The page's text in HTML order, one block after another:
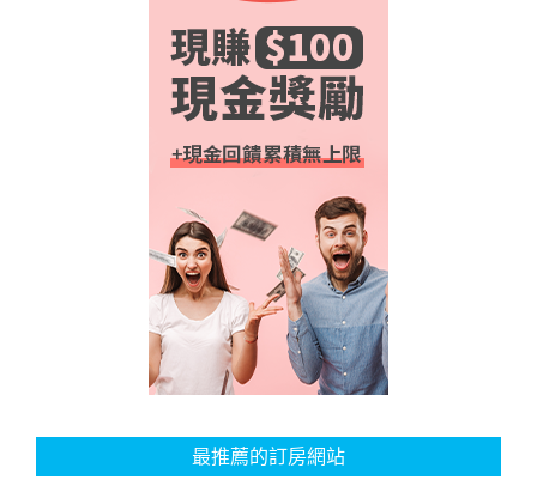
最推薦的訂房網站